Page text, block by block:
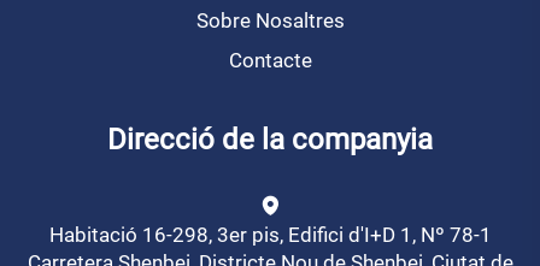
Sobre Nosaltres
Contacte
Direcció de la companyia
Habitació 16-298, 3er pis, Edifici d'I+D 1, Nº 78-1